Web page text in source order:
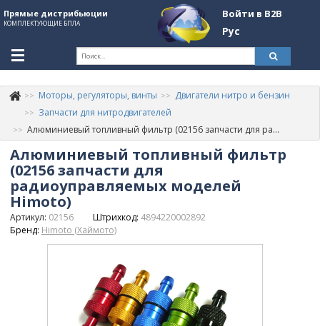
Прямые дистрибьюции
КОМПЛЕКТУЮЩИЕ БПЛА
Войти в B2B
Рус
+380507774092
Информация о компании
About Company
Обзоры
Категории
Моторы, регуляторы, винты
Двигатели нитро и бензин
Запчасти для нитродвигателей
Алюминиевый топливный фильтр (02156 запчасти для радиоуправляемых моделей Himoto)
Алюминиевый топливный фильтр
(02156 запчасти для
радиоуправляемых моделей
Himoto)
Артикул: 02156 Штрихкод: 4894220002892
Бренд: Himoto (Хаймото)